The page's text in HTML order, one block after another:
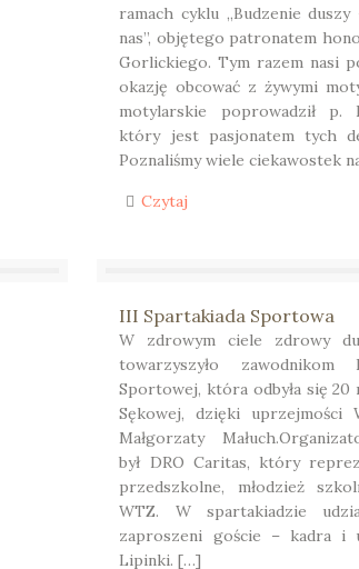
ramach cyklu „Budzenie
nas”, objętego patronatem
Gorlickiego. Tym razem nasi
okazję obcować z żywymi
motylarskie poprowadził p.
który jest pasjonatem tych
Poznaliśmy wiele ciekawostek
Czytaj
III Spartakiada Sportowa
W zdrowym ciele zdrowy
towarzyszyło zawodnikom
Sportowej, która odbyła się 20
Sękowej, dzięki uprzejmości
Małgorzaty
był DRO Caritas, który
przedszkolne, młodzież
WTZ. W spartakiadzie
zaproszeni goście – kadra i
Lipinki. […]